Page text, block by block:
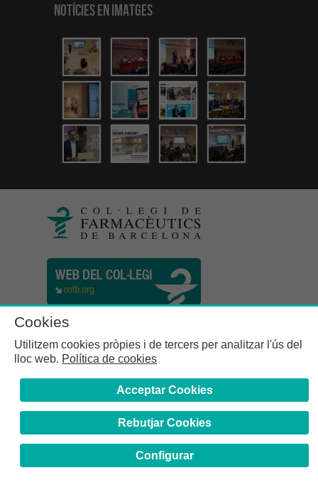
Notícies en Imatges
Col·legi de Farmacèutics de la Província de Barcelona | C.
Girona, n° 64-66 - 08009 Barcelona | Tel. (34) 932 44 07 10
Cookies
Utilitzem cookies pròpies i de tercers per analitzar l'ús del
lloc web. Política de cookies
Acceptar Cookies
Rebutjar Cookies
Configurar